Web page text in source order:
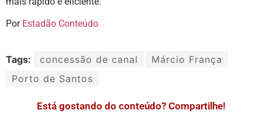
Por Estadão Conteúdo
Tags: concessão de canal
Márcio França
Porto de Santos
Está gostando do conteúdo? Compartilhe!